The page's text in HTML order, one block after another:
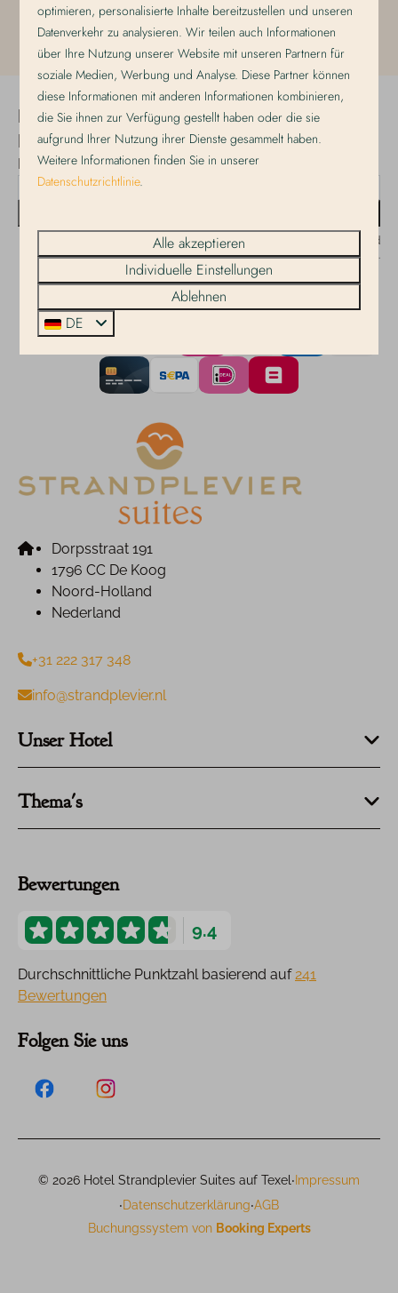
entfernt. Mit dem Auto sind es 10 Minuten, mit dem
Fahrrad 20 Minuten.
Bleiben Sie auf dem
Laufenden!
Melden Sie sich für unseren Newsletter an!
Gesichert durch reCaptcha,Datenschutzbestimmungen
und
Servicebedingungengelten.
Bezahlen Sie sicher
Dorpsstraat 191
1796 CC De Koog
Noord-Holland
Nederland
+31 222 317 348
info@strandplevier.nl
Unser Hotel
Thema's
Bewertungen
9.4
Durchschnittliche Punktzahl basierend auf 241
Bewertungen
Folgen Sie uns
© 2026 Hotel Strandplevier Suites auf Texel · Impressum
·Datenschutzerklärung·AGB
Buchungssystem von Booking Experts
optimieren, personalisierte Inhalte bereitzustellen und unseren
Datenverkehr zu analysieren. Wir teilen auch Informationen
über Ihre Nutzung unserer Website mit unseren Partnern für
soziale Medien, Werbung und Analyse. Diese Partner können
diese Informationen mit anderen Informationen kombinieren,
die Sie ihnen zur Verfügung gestellt haben oder die sie
aufgrund Ihrer Nutzung ihrer Dienste gesammelt haben.
Weitere Informationen finden Sie in unserer
Datenschutzrichtlinie.
Alle akzeptieren
Individuelle Einstellungen
Ablehnen
DE